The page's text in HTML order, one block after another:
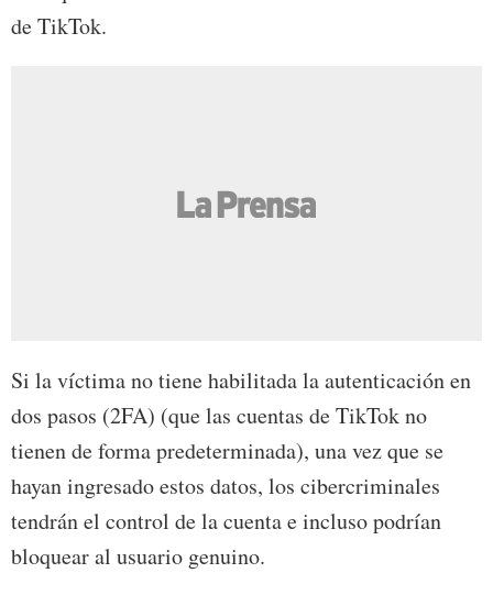
de TikTok.
Si la víctima no tiene habilitada la autenticación en
dos pasos (2FA) (que las cuentas de TikTok no
tienen de forma predeterminada), una vez que se
hayan ingresado estos datos, los cibercriminales
tendrán el control de la cuenta e incluso podrían
bloquear al usuario genuino.